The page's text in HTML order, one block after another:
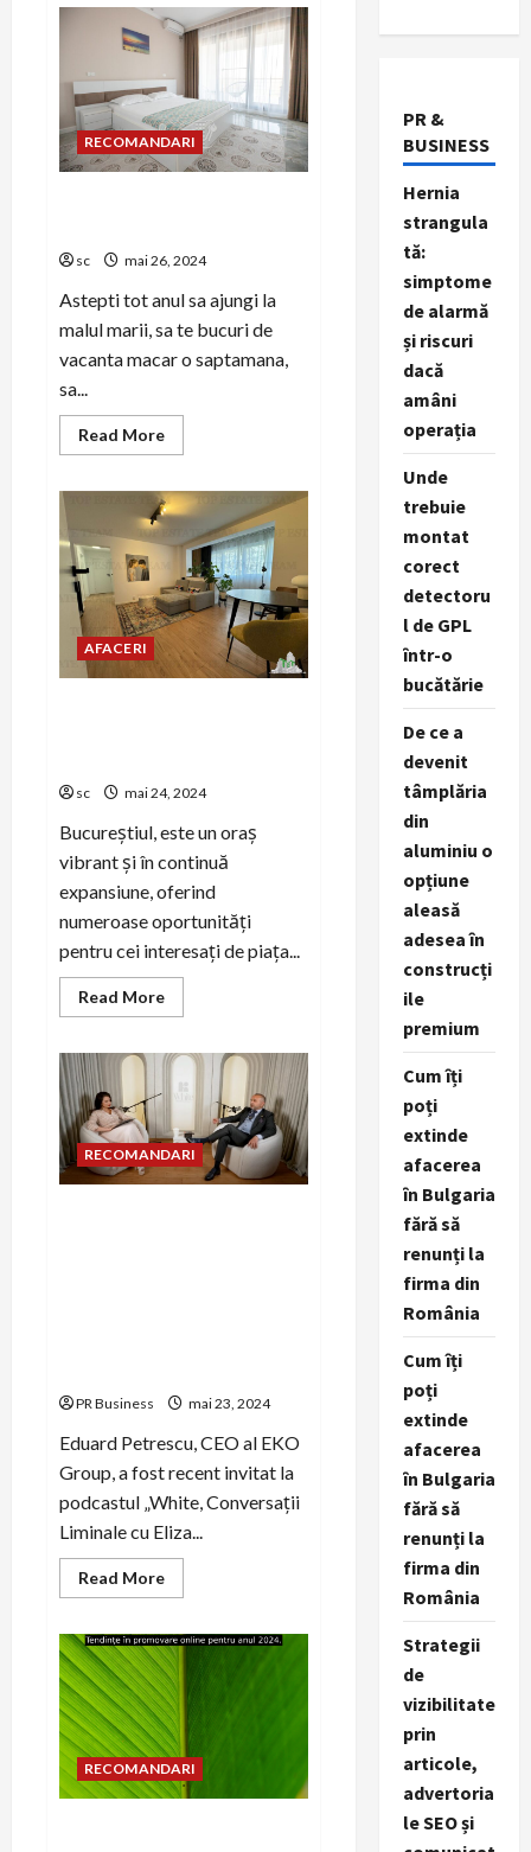
Brașovul
istoric
RECOMANDARI
sc mai 26, 2024
Astepti tot anul sa ajungi la
malul marii, sa te bucuri de
vacanta macar o saptamana,
sa...
Read MoreRead
more
cum
poti
ai
vacanta
visurilor
tale
AFACERI
sc mai 24, 2024
Bucureștiul, este un oraș
vibrant și în continuă
expansiune, oferind
numeroase oportunități
pentru cei interesați de piața...
Read MoreRead
more
Cele
Căutate
pentru
Apartamente
de
Vânzare
RECOMANDARI
PR Business mai 23, 2024
Eduard Petrescu, CEO al EKO
Group, a fost recent invitat la
podcastul „White, Conversații
Liminale cu Eliza...
Read MoreRead
more
Petrescu,
CEO
EKO
Group,
Invitat
la
Podcastul
"White,
Conversații
Liminale
RECOMANDARI
PR &
BUSINESS
Hernia
strangula
tă:
simptome
de alarmă
și riscuri
dacă
amâni
operația
Unde
trebuie
montat
corect
detectoru
l de GPL
într-o
bucătărie
De ce a
devenit
tâmplăria
din
aluminiu o
opțiune
aleasă
adesea în
construcți
ile
premium
Cum îți
poți
extinde
afacerea
în Bulgaria
fără să
renunți la
firma din
România
Cum îți
poți
extinde
afacerea
în Bulgaria
fără să
renunți la
firma din
România
Strategii
de
vizibilitate
prin
articole,
advertoria
le SEO și